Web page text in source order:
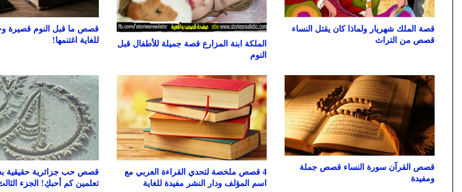
قصة الملك شهريار ولماذا كان يقتل النساء
قصص من التراث
الملكة ابنة المزارع قصة جميلة للأطفال قبل
النوم
قصص ما قبل النوم قصيرة
للغاية اغتنمها!
قصص القرآن سورة النساء قصص جملة
ومفيدة
4 قصص ملخصة لتحدي القراءة العربي مع
اسم المؤلف ودار النشر مفيدة للغاية
قصص حب جزائرية حقيقية
تعلمين كم أحبكِ! الجزء